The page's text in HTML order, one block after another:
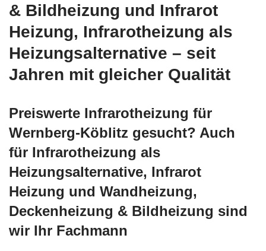
& Bildheizung und Infrarot
Heizung, Infrarotheizung als
Heizungsalternative – seit
Jahren mit gleicher Qualität
Preiswerte Infrarotheizung für
Wernberg-Köblitz gesucht? Auch
für Infrarotheizung als
Heizungsalternative, Infrarot
Heizung und Wandheizung,
Deckenheizung & Bildheizung sind
wir Ihr Fachmann